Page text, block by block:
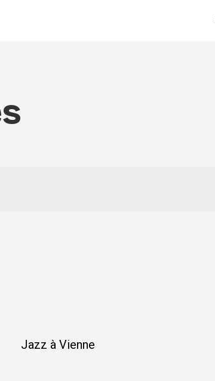
Jazz à Vienne